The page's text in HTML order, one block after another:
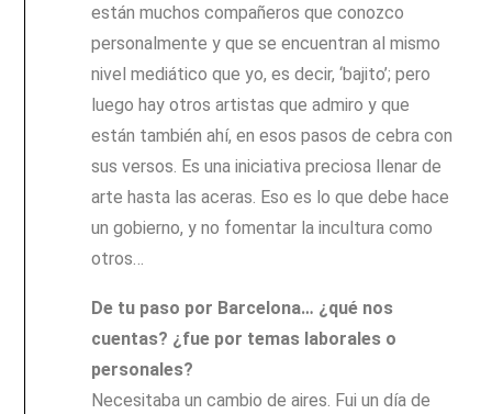
están muchos compañeros que conozco
personalmente y que se encuentran al mismo
nivel mediático que yo, es decir, ‘bajito’; pero
luego hay otros artistas que admiro y que
están también ahí, en esos pasos de cebra con
sus versos. Es una iniciativa preciosa llenar de
arte hasta las aceras. Eso es lo que debe hace
un gobierno, y no fomentar la incultura como
otros…
De tu paso por Barcelona… ¿qué nos
cuentas? ¿fue por temas laborales o
personales?
Necesitaba un cambio de aires. Fui un día de